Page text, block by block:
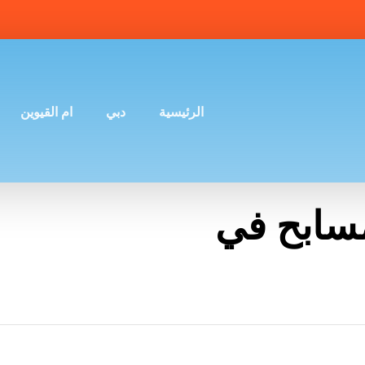
الرئيسية دبي ام القيوين
في